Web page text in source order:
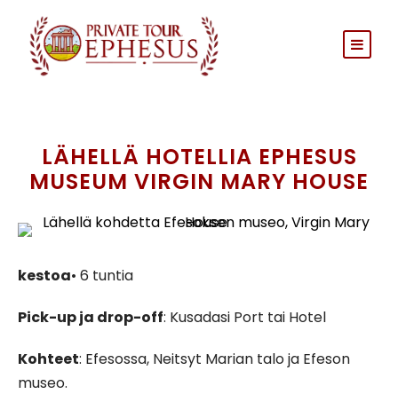
LÄHELLÄ HOTELLIA EPHESUS
MUSEUM VIRGIN MARY HOUSE
kestoa• 6 tuntia
Pick-up ja drop-off: Kusadasi Port tai Hotel
Kohteet: Efesossa, Neitsyt Marian talo ja Efeson
museo.